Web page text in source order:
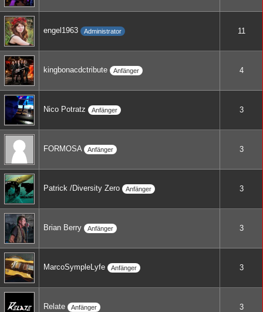
engel1963 Administrator 11
kingbonacdctribute Anfänger 4
Nico Potratz Anfänger 3
FORMOSA Anfänger 3
Patrick /Diversity Zero Anfänger 3
Brian Berry Anfänger 3
MarcoSympleLyfe Anfänger 3
Relate Anfänger 3